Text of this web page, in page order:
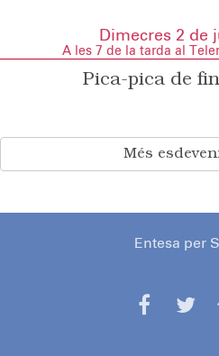
Dimecres 2 de
A les 7 de la tarda al
Pica-pica de
Més
Entesa per